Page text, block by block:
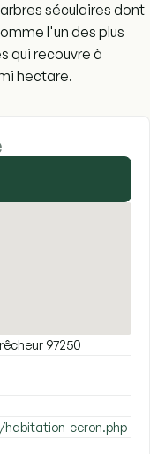
séculaires dont
l'un des plus
qui recouvre à
hectare.
97250
ceron.php